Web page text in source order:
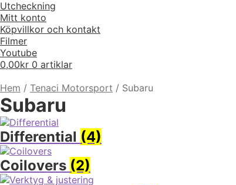
Utcheckning
Mitt konto
Köpvillkor och kontakt
Filmer
Youtube
0,00kr 0 artiklar
Hem / Tenaci Motorsport / Subaru
Subaru
Differential (4)
Coilovers (2)